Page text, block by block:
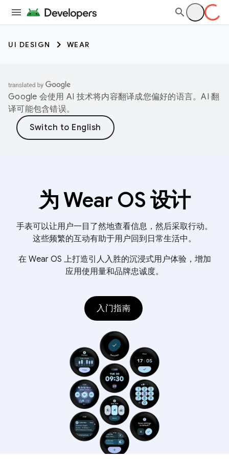
UI DESIGN WEAR
Google 会使用 AI 技术将内容翻译成您偏好的语言。AI 翻
译可能包含错误。
为 Wear OS 设计
手表可以让用户一目了然地查看信息，然后采取行动。
这些频繁的互动有助于用户回到日常生活中。
在 Wear OS 上打造引人入胜的沉浸式用户体验，增加
应用使用量和品牌忠诚度。
入门指南